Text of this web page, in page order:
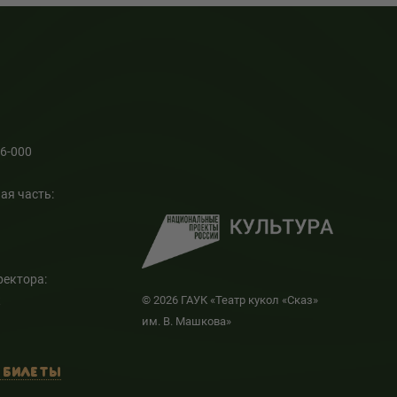
000
часть:
БИЛЕТЫ
© 2026 ГАУК «Театр кукол «Сказ»
им. В. Машкова»